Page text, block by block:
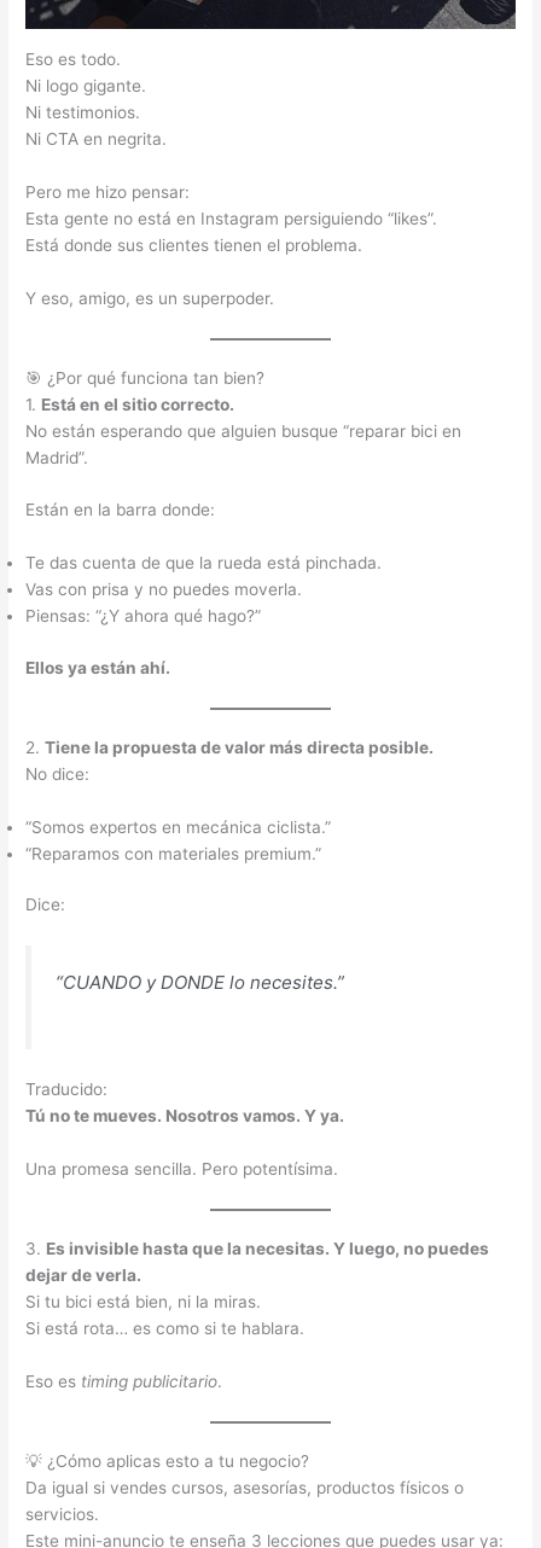
Eso es todo.
Ni logo gigante.
Ni testimonios.
Ni CTA en negrita.
Pero me hizo pensar:
Esta gente no está en Instagram persiguiendo “likes”.
Está donde sus clientes tienen el problema.
Y eso, amigo, es un superpoder.
🎯 ¿Por qué funciona tan bien?
1. Está en el sitio correcto.
No están esperando que alguien busque “reparar bici en
Madrid”.
Están en la barra donde:
Te das cuenta de que la rueda está pinchada.
Vas con prisa y no puedes moverla.
Piensas: “¿Y ahora qué hago?”
Ellos ya están ahí.
2.Tiene la propuesta de valor más directa posible.
No dice:
“Somos expertos en mecánica ciclista.”
“Reparamos con materiales premium.”
Dice:
“CUANDO y DONDE lo necesites.”
Traducido:
Tú no te mueves. Nosotros vamos. Y ya.
Una promesa sencilla. Pero potentísima.
3. Es invisible hasta que la necesitas. Y luego, no puedes
dejar de verla.
Si tu bici está bien, ni la miras.
Si está rota… es como si te hablara.
Eso es timing publicitario.
💡 ¿Cómo aplicas esto a tu negocio?
Da igual si vendes cursos, asesorías, productos físicos o
servicios.
Este mini-anuncio te enseña 3 lecciones que puedes usar ya: